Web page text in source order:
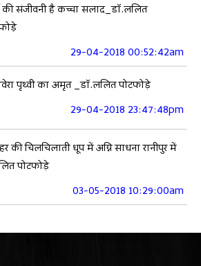
की संजीवनी है कच्चा सलाद_डॉ.ललित
29-04-2018 00:52:42am
पृथ्वी का अमृत _डॉ.ललित पोटफोड़े
29-04-2018 23:47:48pm
की चिलचिलाती धूप में अग्नि साधना रानीपुर में
पोटफोड़े
03-05-2018 10:29:00am